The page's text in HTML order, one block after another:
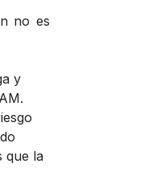
no es
y
que la